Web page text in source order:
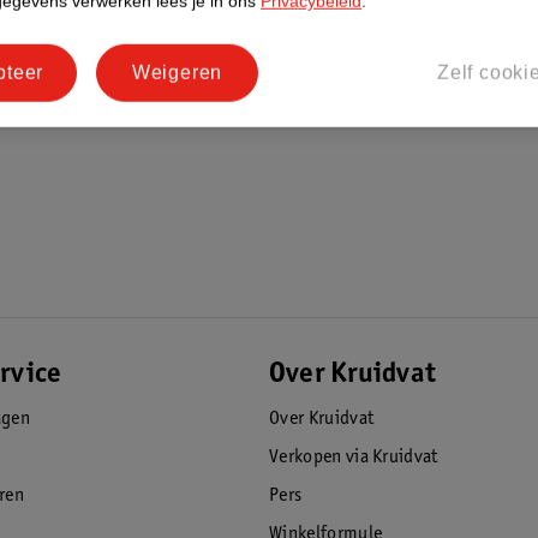
energie te geven stemming.
Over Kruidvat
Over Kruidvat
Verkopen via Kruidvat
Pers
Zelf
Weigeren